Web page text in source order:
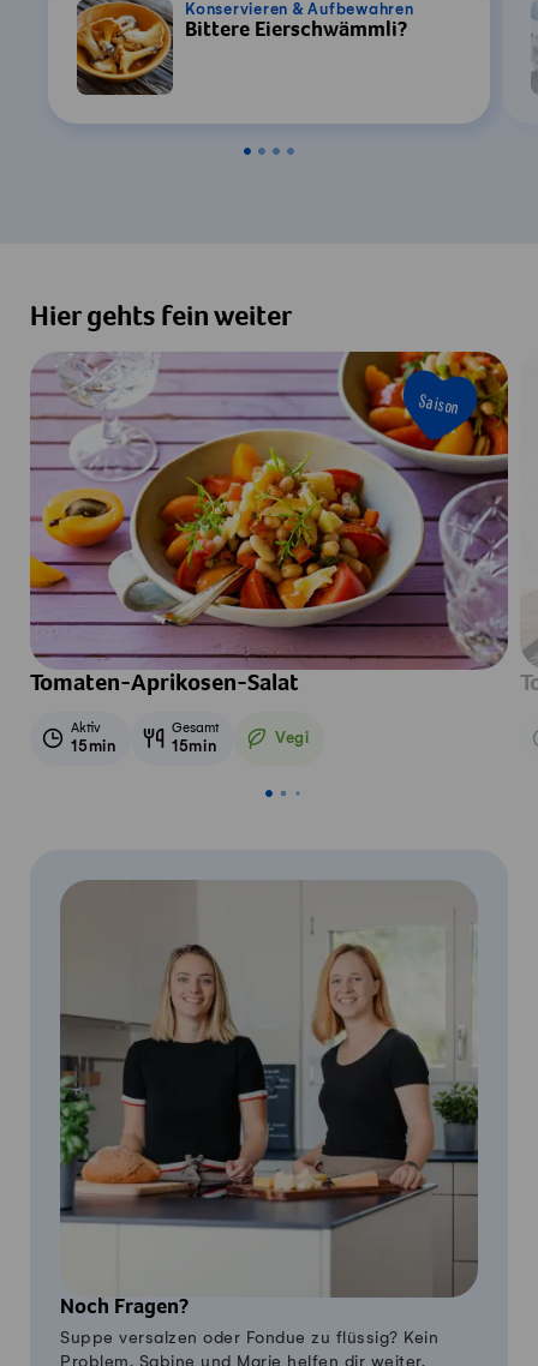
Konservieren & Aufbewahren
Bittere Eierschwämmli?
Hier gehts fein weiter
Saison
Tomaten-Aprikosen-Salat
Aktiv
15min
Gesamt
15min Vegi
Vegetarisch
Noch Fragen?
Suppe versalzen oder Fondue zu flüssig? Kein
Problem, Sabine und Marie helfen dir weiter.